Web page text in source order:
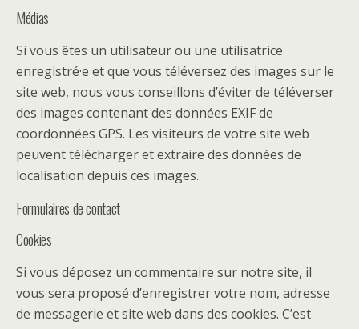
Médias
Si vous êtes un utilisateur ou une utilisatrice
enregistré·e et que vous téléversez des images sur le
site web, nous vous conseillons d’éviter de téléverser
des images contenant des données EXIF de
coordonnées GPS. Les visiteurs de votre site web
peuvent télécharger et extraire des données de
localisation depuis ces images.
Formulaires de contact
Cookies
Si vous déposez un commentaire sur notre site, il
vous sera proposé d’enregistrer votre nom, adresse
de messagerie et site web dans des cookies. C’est